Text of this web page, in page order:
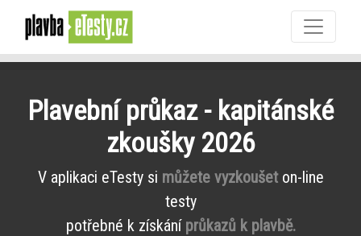
Plavební průkaz - kapitánské
zkoušky 2026
V aplikaci eTesty si můžete vyzkoušeton-line
testy
potřebné k získání průkazů k plavbě.